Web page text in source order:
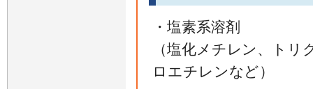
・塩素系溶剤
（塩化メチレン、ト
ロエチレンなど）